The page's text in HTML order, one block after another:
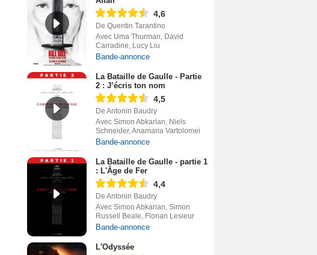
4,6
De Quentin Tarantino
Avec Uma Thurman, David
Carradine, Lucy Liu
Bande-annonce
La Bataille de Gaulle - Partie
2 : J’écris ton nom
4,5
De Antonin Baudry
Avec Simon Abkarian, Niels
Schneider, Anamaria Vartolomei
Bande-annonce
La Bataille de Gaulle - partie 1
: L'Âge de Fer
4,4
De Antonin Baudry
Avec Simon Abkarian, Simon
Russell Beale, Florian Lesieur
Bande-annonce
L'Odyssée